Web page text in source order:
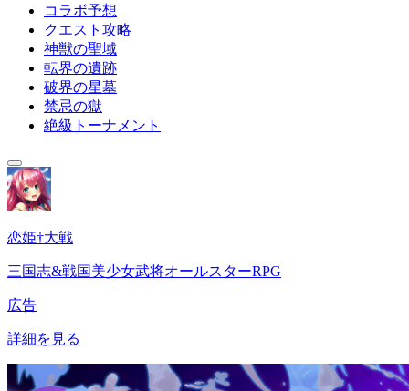
コラボ予想
クエスト攻略
神獣の聖域
転界の遺跡
破界の星墓
禁忌の獄
絶級トーナメント
恋姫†大戦
三国志&戦国美少女武将オールスターRPG
広告
詳細を見る